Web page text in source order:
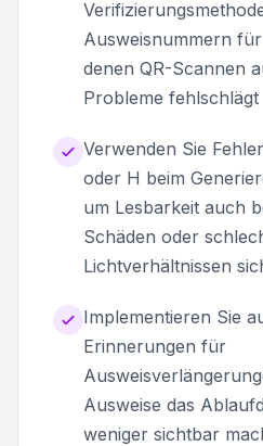
Ausweisnummern
denen QR-Scannen
Probleme fehlschlägt
Verwenden Sie
oder H beim
um Lesbarkeit auch
Schäden oder
Lichtverhältnissen
Implementieren Sie
Erinnerungen für
Ausweise das
weniger sichtbar